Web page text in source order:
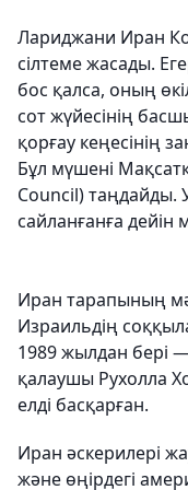
Лариджани Иран
сілтеме жасады.
бос қалса, оның
сот жүйесінің
қорғау кеңесінің
Бұл мүшені
Council)
сайланғанға дейін
Иран тарапының
Израильдің
1989 жылдан бері
қалаушы Рухолла
елді басқарған.
Иран әскерилері
және өңірдегі